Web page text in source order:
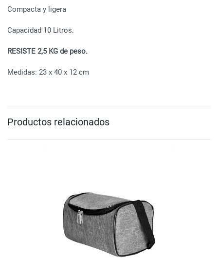
Compacta y ligera
Capacidad 10 Litros.
RESISTE 2,5 KG de peso.
Medidas: 23 x 40 x 12 cm
Productos relacionados